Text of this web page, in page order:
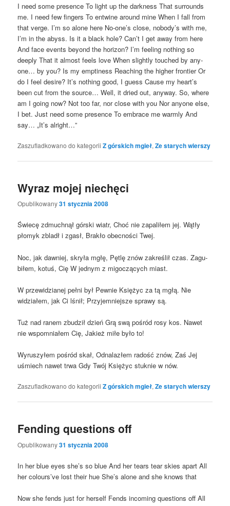
I need some pre­sen­ce To light up the dark­ness That sur­ro­unds
me. I need few fin­gers To entwi­ne aro­und mine When I fall from
that ver­ge. I’m so alo­ne here No-one­’s clo­se, nobo­dy­’s with me,
I’m in the abyss. Is it a black hole? Can’t I get away from here
And face events bey­ond the hori­zon? I’m feeling nothing so
deeply That it almost feels love When sli­gh­tly touched by any­
one… by you? Is my emp­ti­ness Reaching the higher fron­tier Or
do I feel desi­re? It’s nothing good, I guess Cau­se my hear­t’s
been cut from the sour­ce… Well, it dried out, any­way. So, whe­re
am I going now? Not too far, nor clo­se with you Nor any­one else,
I bet. Just need some pre­sen­ce To embra­ce me warm­ly And
say… „It’s alright…”
Zaszufladkowano do kategorii Z górskich mgieł,Ze starych wierszy
Wyraz mojej niechęci
Opublikowany31 stycznia 2008
Świe­cę zdmuch­nął gór­ski wiatr, Choć nie zapa­li­łem jej. Wątły
pło­myk zbladł i zgasł, Bra­kło obec­no­ści Twej.
Noc, jak daw­niej, skry­ła mgłę, Pętlę znów zakre­ślił czas. Zagu­
bi­łem, kotuś, Cię W jed­nym z migo­czą­cych miast.
W prze­wi­dzia­nej peł­ni był Pew­nie Księ­życ za tą mgłą. Nie
widzia­łem, jak Ci lśnił; Przy­jem­niej­sze spra­wy są.
Tuż nad ranem zbu­dził dzień Grą swą pośród rosy kos. Nawet
nie wspo­mnia­łem Cię, Jakież miłe było to!
Wyru­szy­łem pośród skał, Odna­la­złem radość znów, Zaś Jej
uśmiech nawet trwa Gdy Twój Księ­życ stuk­nie w nów.
Zaszufladkowano do kategorii Z górskich mgieł,Ze starych wierszy
Fending questions off
Opublikowany31 stycznia 2008
In her blue eyes she­’s so blue And her tears tear skies apart All
her colo­ur­s’ve lost the­ir hue She­’s alo­ne and she knows that
Now she fends just for her­self Fends inco­ming questions off All